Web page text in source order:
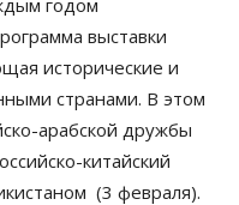
выставки
исторические и
странами. В этом
арабской дружбы
китайский
(3 февраля).